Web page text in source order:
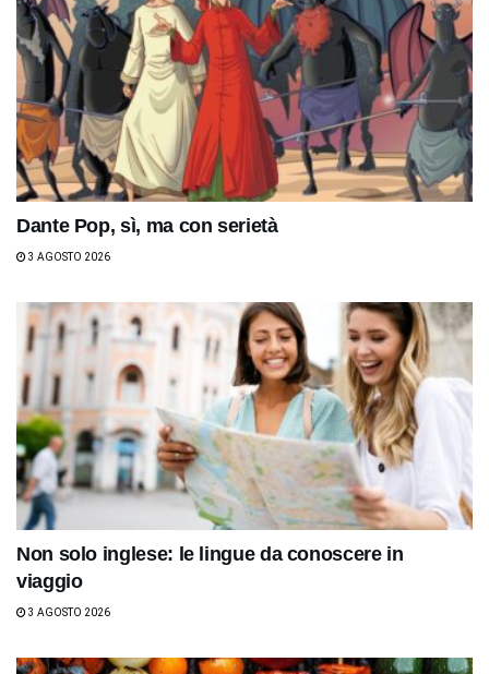
Dante Pop, sì, ma con serietà
3 AGOSTO 2026
Non solo inglese: le lingue da conoscere in
viaggio
3 AGOSTO 2026